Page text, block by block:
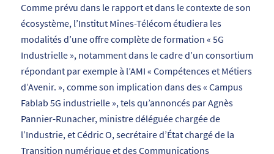
Comme prévu dans le rapport et dans le contexte de son
écosystème, l’Institut Mines-Télécom étudiera les
modalités d’une offre complète de formation « 5G
Industrielle », notamment dans le cadre d’un consortium
répondant par exemple à l’AMI « Compétences et Métiers
d’Avenir. », comme son implication dans des « Campus
Fablab 5G industrielle », tels qu’annoncés par Agnès
Pannier-Runacher, ministre déléguée chargée de
l’Industrie, et Cédric O, secrétaire d’État chargé de la
Transition numérique et des Communications